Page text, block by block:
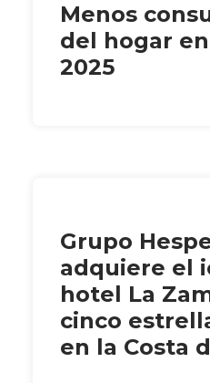
Menos
del hogar
2025
Grupo
adquiere el
hotel La
cinco
en la Costa